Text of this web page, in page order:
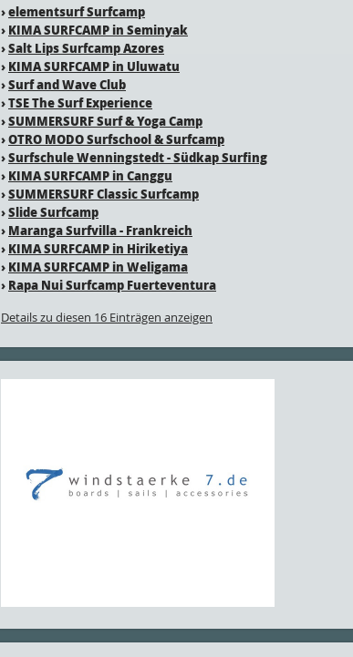
›elementsurf Surfcamp
› KIMA SURFCAMP in Seminyak
›Salt Lips Surfcamp Azores
› KIMA SURFCAMP in Uluwatu
›Surf and Wave Club
›TSE The Surf Experience
›SUMMERSURF Surf & Yoga Camp
›OTRO MODO Surfschool & Surfcamp
›Surfschule Wenningstedt - Südkap Surfing
› KIMA SURFCAMP in Canggu
›SUMMERSURF Classic Surfcamp
›Slide Surfcamp
› Maranga Surfvilla - Frankreich
› KIMA SURFCAMP in Hiriketiya
› KIMA SURFCAMP in Weligama
› Rapa Nui Surfcamp Fuerteventura
Details zu diesen 16 Einträgen anzeigen